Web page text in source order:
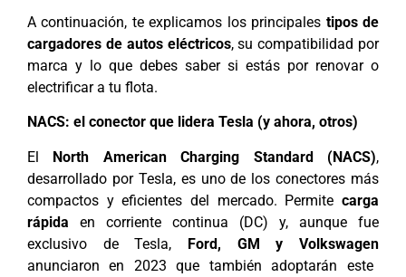
A continuación, te explicamos los principales tipos de
cargadores de autos eléctricos, su compatibilidad por
marca y lo que debes saber si estás por renovar o
electrificar a tu flota.
NACS: el conector que lidera Tesla (y ahora, otros)
El North American Charging Standard (NACS),
desarrollado por Tesla, es uno de los conectores más
compactos y eficientes del mercado. Permite carga
rápida en corriente continua (DC) y, aunque fue
exclusivo de Tesla, Ford, GM y Volkswagen
anunciaron en 2023 que también adoptarán este